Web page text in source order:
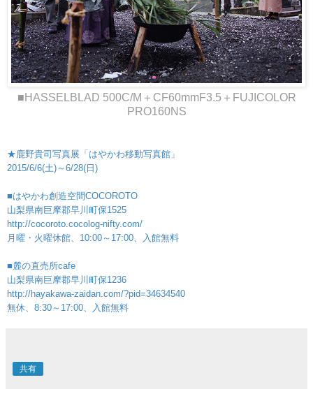
■HASSELBLAD 500C/M＋CF60mmF3.5＋FUJICOLOR
PRO160NS
★鹿野貴司写真展「はやかわ移動写真館」
2015/6/6(土)～6/28(日)
■はやかわ創造空間COCOROTO
山梨県南巨摩郡早川町保1525
http://cocoroto.cocolog-nifty.com/
月曜・火曜休館、10:00～17:00、入館無料
■麓の直売所cafe
山梨県南巨摩郡早川町保1236
http://hayakawa-zaidan.com/?pid=34634540
無休、8:30～17:00、入館無料
共有